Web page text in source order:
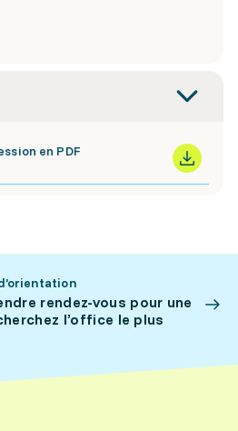
en PDF
rendez-vous pour une
l’office le plus